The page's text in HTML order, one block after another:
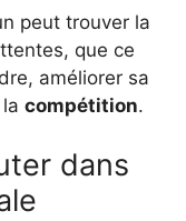
peut trouver la
que ce
améliorer sa
compétition.
dans